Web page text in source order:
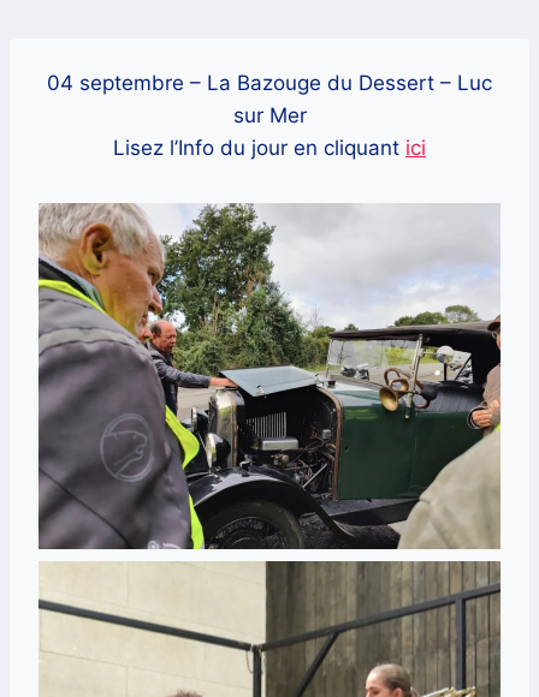
contenu04 septembre – La Bazouge du Dessert – Luc
sur Mer
Lisez l’Info du jour en cliquant ici